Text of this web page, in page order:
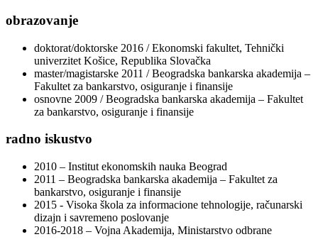
obrazovanje
doktorat/doktorske 2016 / Ekonomski fakultet, Tehnički
univerzitet Košice, Republika Slovačka
master/magistarske 2011 / Beogradska bankarska akademija –
Fakultet za bankarstvo, osiguranje i finansije
osnovne 2009 / Beogradska bankarska akademija – Fakultet
za bankarstvo, osiguranje i finansije
radno iskustvo
2010 – Institut ekonomskih nauka Beograd
2011 – Beogradska bankarska akademija – Fakultet za
bankarstvo, osiguranje i finansije
2015 - Visoka škola za informacione tehnologije, računarski
dizajn i savremeno poslovanje
2016-2018 – Vojna Akademija, Ministarstvo odbrane